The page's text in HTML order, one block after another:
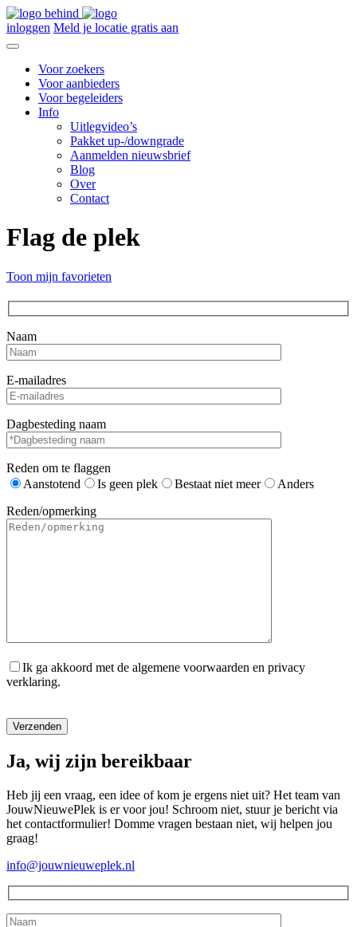
inloggen Meld je locatie gratis aan
Voor zoekers
Voor aanbieders
Voor begeleiders
Info
Uitlegvideo’s
Pakket up-/downgrade
Aanmelden nieuwsbrief
Blog
Over
Contact
Flag de plek
Toon mijn favorieten
Naam
E-mailadres
Dagbesteding naam
Reden om te flaggen
Aanstotend
Is geen plek Bestaat niet meer
Anders
Reden/opmerking
Ik ga akkoord met de algemene voorwaarden en privacy
verklaring.
Ja, wij zijn bereikbaar
Heb jij een vraag, een idee of kom je ergens niet uit? Het team van
JouwNieuwePlek is er voor jou! Schroom niet, stuur je bericht via
het contactformulier! Domme vragen bestaan niet, wij helpen jou
graag!
info@jouwnieuweplek.nl